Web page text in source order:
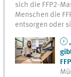
sich die FFP2-
Menschen die
entsorgen oder